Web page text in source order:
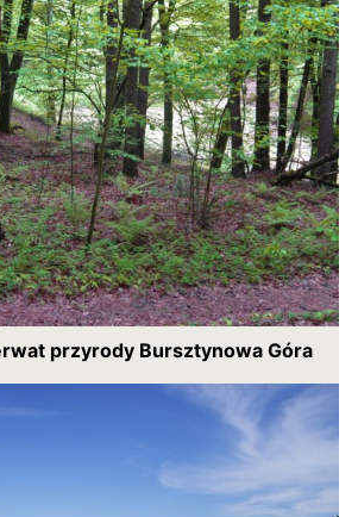
przyrody Bursztynowa Góra